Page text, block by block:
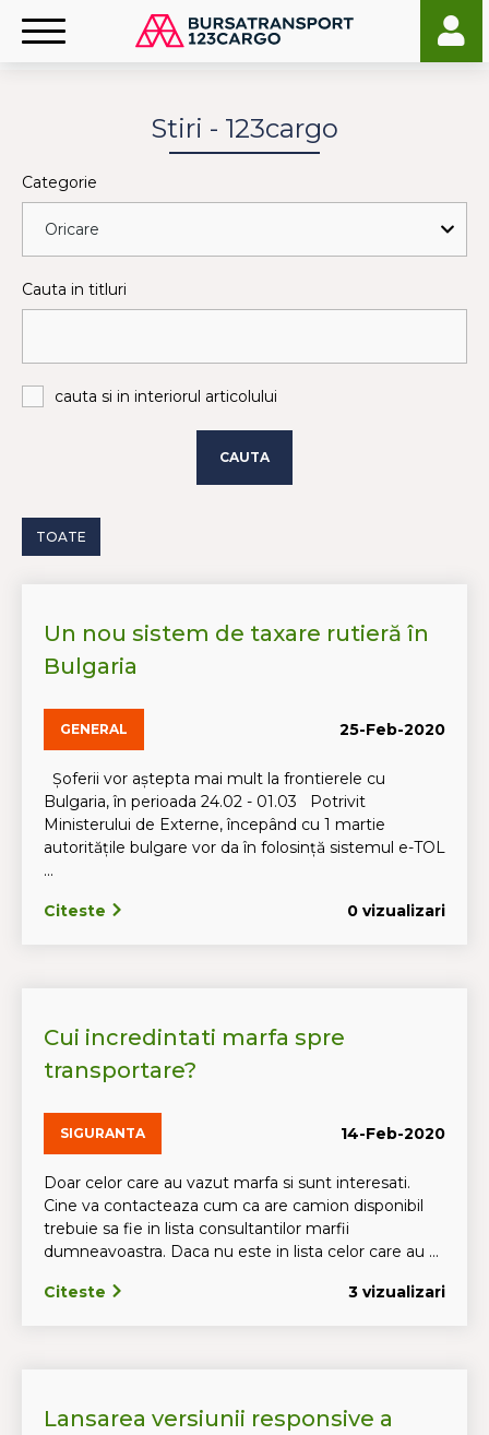
Stiri - 123cargo
Categorie
Cauta in titluri
cauta si in interiorul articolului
CAUTA
TOATE
Un nou sistem de taxare rutieră în
Bulgaria
GENERAL 25-Feb-2020
Șoferii vor aștepta mai mult la frontierele cu
Bulgaria, în perioada 24.02 - 01.03 Potrivit
Ministerului de Externe, începând cu 1 martie
autoritățile bulgare vor da în folosință sistemul e-TOL
...
Citeste 0 vizualizari
Cui incredintati marfa spre
transportare?
SIGURANTA 14-Feb-2020
Doar celor care au vazut marfa si sunt interesati.
Cine va contacteaza cum ca are camion disponibil
trebuie sa fie in lista consultantilor marfii
dumneavoastra. Daca nu este in lista celor care au ...
Citeste 3 vizualizari
Lansarea versiunii responsive a